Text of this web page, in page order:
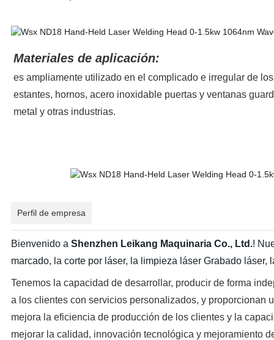
Materiales de aplicación:
es ampliamente utilizado en el complicado e irregular de
estantes, hornos, acero inoxidable puertas y ventanas
metal y otras industrias.
Perfil de empresa
Bienvenido a Shenzhen Leikang Maquinaria Co., Ltd.!
marcado, la corte por láser, la limpieza láser Grabado láser,
Tenemos la capacidad de desarrollar, producir de forma
a los clientes con servicios personalizados, y proporcionan
mejora la eficiencia de producción de los clientes y la
mejorar la calidad, innovación tecnológica y mejoramiento